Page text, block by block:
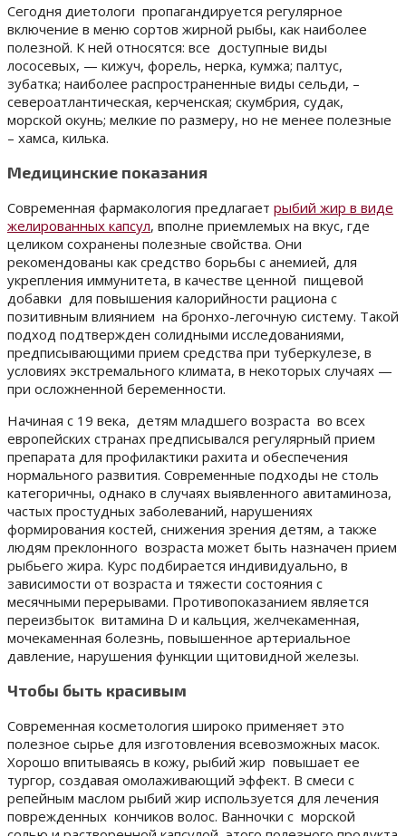
Сегодня диетологи пропагандируется регулярное
включение в меню сортов жирной рыбы, как наиболее
полезной. К ней относятся: все доступные виды
лососевых, — кижуч, форель, нерка, кумжа; палтус,
зубатка; наиболее распространенные виды сельди, –
североатлантическая, керченская; скумбрия, судак,
морской окунь; мелкие по размеру, но не менее полезные
– хамса, килька.
Медицинские показания
Современная фармакология предлагает рыбий жир в виде
желированных капсул, вполне приемлемых на вкус, где
целиком сохранены полезные свойства. Они
рекомендованы как средство борьбы с анемией, для
укрепления иммунитета, в качестве ценной пищевой
добавки для повышения калорийности рациона с
позитивным влиянием на бронхо-легочную систему. Такой
подход подтвержден солидными исследованиями,
предписывающими прием средства при туберкулезе, в
условиях экстремального климата, в некоторых случаях —
при осложненной беременности.
Начиная с 19 века, детям младшего возраста во всех
европейских странах предписывался регулярный прием
препарата для профилактики рахита и обеспечения
нормального развития. Современные подходы не столь
категоричны, однако в случаях выявленного авитаминоза,
частых простудных заболеваний, нарушениях
формирования костей, снижения зрения детям, а также
людям преклонного возраста может быть назначен прием
рыбьего жира. Курс подбирается индивидуально, в
зависимости от возраста и тяжести состояния с
месячными перерывами. Противопоказанием является
переизбыток витамина D и кальция, желчекаменная,
мочекаменная болезнь, повышенное артериальное
давление, нарушения функции щитовидной железы.
Чтобы быть красивым
Современная косметология широко применяет это
полезное сырье для изготовления всевозможных масок.
Хорошо впитываясь в кожу, рыбий жир повышает ее
тургор, создавая омолаживающий эффект. В смеси с
репейным маслом рыбий жир используется для лечения
поврежденных кончиков волос. Ванночки с морской